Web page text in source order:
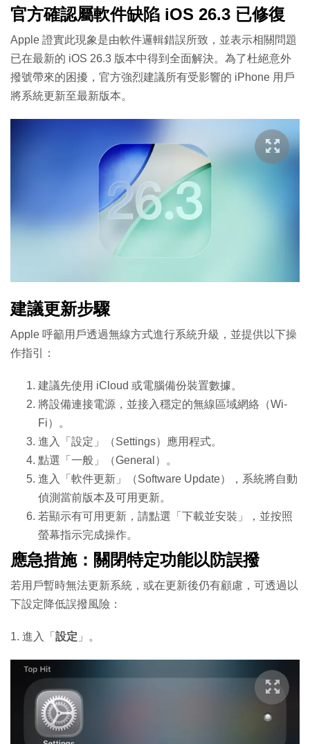
官方確認屬軟件缺陷 iOS 26.3 已修復
Apple 證實此現象是由軟件邏輯錯誤所致，並表示相關問題
已在最新的 iOS 26.3 版本中得到全面解決。為了杜絕意外
撥號帶來的困擾，官方強烈建議所有受影響的 iPhone 用戶
將系統更新至最新版本。
建議更新步驟
Apple 呼籲用戶透過無線方式進行系統升級，並提供以下操
作指引：
建議先使用 iCloud 或電腦備份裝置數據。
將設備連接電源，並接入穩定的無線區域網絡（Wi-
Fi）。
進入「設定」（Settings）應用程式。
點選「一般」（General）。
進入「軟件更新」（Software Update），系統將自動
偵測當前版本及可用更新。
若顯示有可用更新，請點選「下載並安裝」，並按照
螢幕指示完成操作。
應急措施：關閉特定功能以防誤撥
若用戶暫時無法更新系統，或在更新後仍有顧慮，可透過以
下設定降低誤撥風險：
1. 進入「 設定 」。